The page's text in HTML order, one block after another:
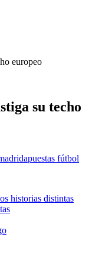
europeo
su techo
apuestas fútbol
historias distintas